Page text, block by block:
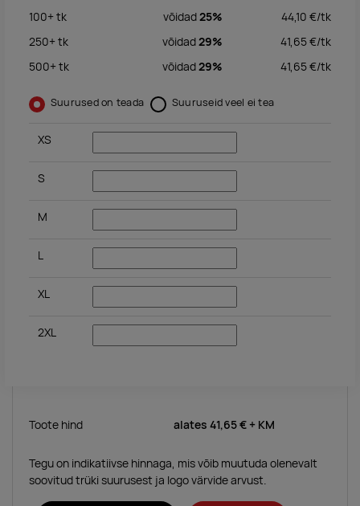
100+tk võidad25% 44,10 €/tk
250+tk võidad29% 41,65€/tk
500+tk võidad29% 41,65€/tk
Suurused on teada Suuruseid veel ei tea
XS
S
M
L
XL
2XL
Toote hind alates 41,65 € + KM
Tegu on indikatiivse hinnaga, mis võib muutuda olenevalt
soovitud trüki suurusest ja logo värvide arvust.